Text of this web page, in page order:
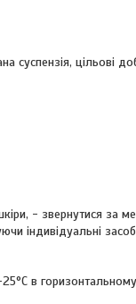
суспензія, цільові
- звернутися за
індивідуальні
в